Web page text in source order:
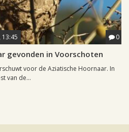
0
gevonden in Voorschoten
voor de Aziatische Hoornaar. In
van de...